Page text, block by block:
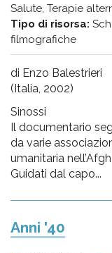
Salute, Terapie
Tipo di risorsa:
filmografiche
di Enzo Balestrieri
(Italia, 2002)
Sinossi
Il documentario
da varie
umanitaria
Guidati dal capo...
Anni '40